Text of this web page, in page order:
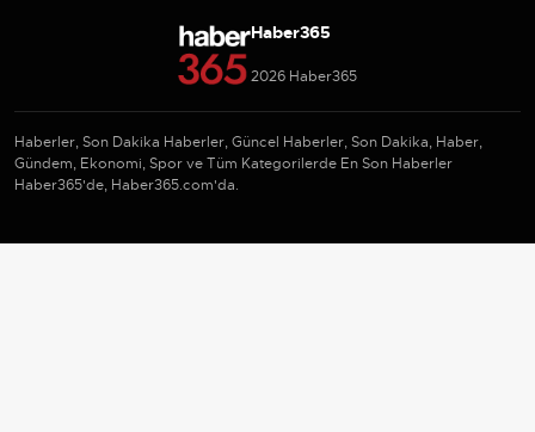
Haber365
2026 Haber365
Haberler, Son Dakika Haberler, Güncel Haberler, Son Dakika, Haber,
Gündem, Ekonomi, Spor ve Tüm Kategorilerde En Son Haberler
Haber365'de, Haber365.com'da.